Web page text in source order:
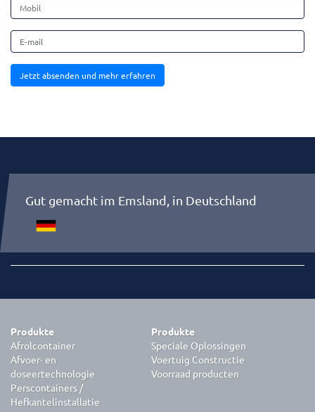
Jetzt absenden und mehr erfahren
Gut gemacht im Emsland, in Deutschland
Produkte
Afrolcontainer
Afvoer- en
doseertechnologie
Perscontainers /
Hefkantelinstallatie
Produkte
Speciale Oplossingen
Voertuig Constructie
Voorraad producten